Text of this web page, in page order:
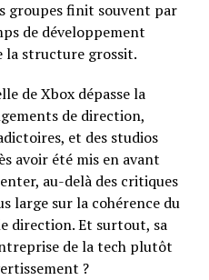
groupes finit souvent par
de développement
la structure grossit.
de Xbox dépasse la
de direction,
et des studios
avoir été mis en avant
au-delà des critiques
large sur la cohérence du
direction. Et surtout, sa
de la tech plutôt
?